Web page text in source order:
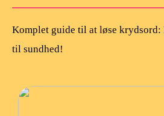
Komplet guide til at løse
til sundhed!